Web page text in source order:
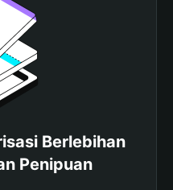
Berlebihan
Penipuan